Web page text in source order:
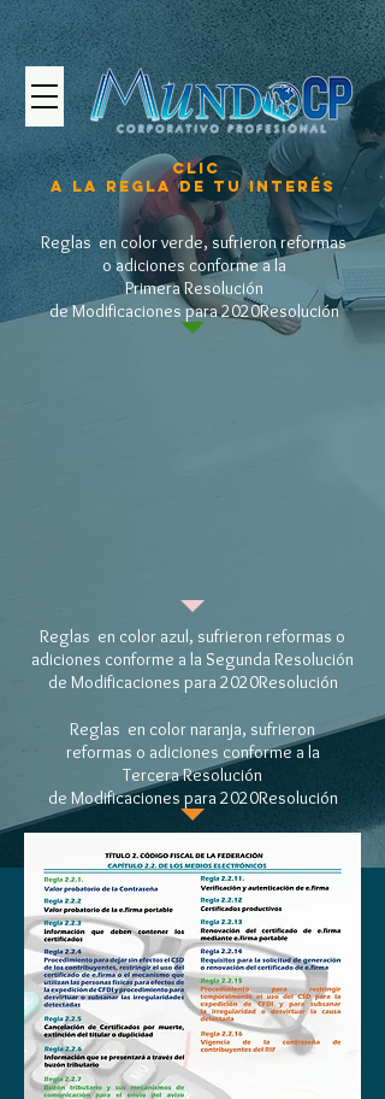
CLIC
A LA REGLA DE TU INTERÉS
Reglas en color verde, sufrieron reformas
o adiciones conforme a la
Primera Resolución
de Modificaciones para 2020Resolución
Reglas en color azul, sufrieron reformas o
adiciones conforme a la Segunda Resolución
de Modificaciones para 2020Resolución
Reglas en color naranja, sufrieron
reformas o adiciones conforme a la
Tercera Resolución
de Modificaciones para 2020Resolución